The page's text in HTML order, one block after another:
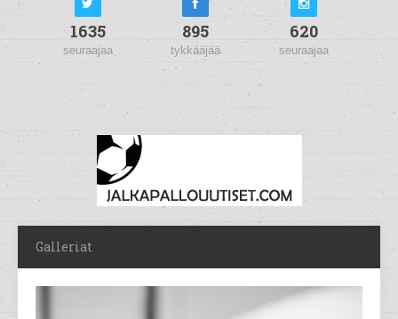
1635
seuraajaa
895
tykkääjää
620
seuraajaa
Galleriat